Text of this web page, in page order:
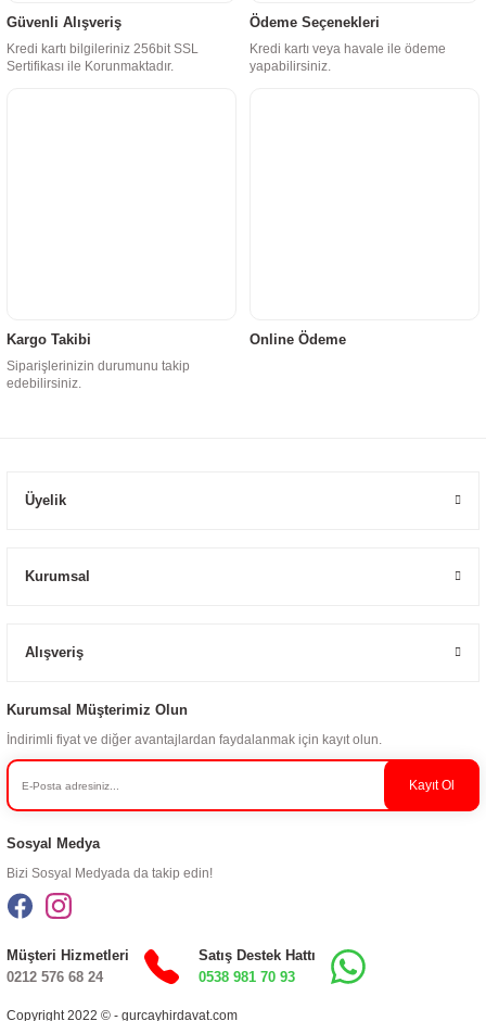
Güvenli Alışveriş
Kredi kartı bilgileriniz 256bit SSL
Sertifikası ile Korunmaktadır.
Ödeme Seçenekleri
Kredi kartı veya havale ile ödeme
yapabilirsiniz.
Kargo Takibi
Siparişlerinizin durumunu takip
edebilirsiniz.
Online Ödeme
Üyelik
Kurumsal
Alışveriş
Kurumsal Müşterimiz Olun
İndirimli fiyat ve diğer avantajlardan faydalanmak için kayıt olun.
Kayıt Ol
Sosyal Medya
Bizi Sosyal Medyada da takip edin!
Copyright 2022 © - gurcayhirdavat.com
Müşteri Hizmetleri
0212 576 68 24
Satış Destek Hattı
0538 981 70 93